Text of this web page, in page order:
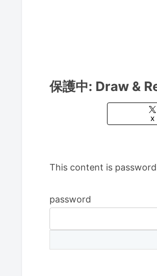
保護中: Draw &
X
This content is
password